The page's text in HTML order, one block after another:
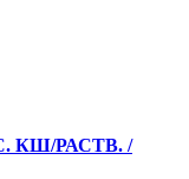
КШ/РАСТВ. /